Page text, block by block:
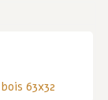
63x32